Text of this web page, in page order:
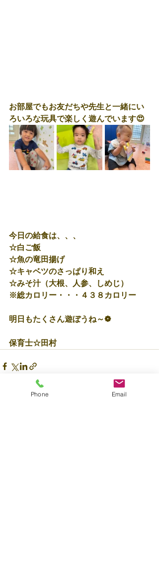
お部屋でもお友だちや先生と一緒にい
ろいろな玩具で楽しく遊んでいます😍
今日の給食は、、、
☆白ご飯
☆魚の竜田揚げ
☆キャベツのさっぱり和え
☆みそ汁（大根、人参、しめじ）
※総カロリー・・・４３８カロリー
明日もたくさん遊ぼうね～❁
保育士☆田村
Phone Email